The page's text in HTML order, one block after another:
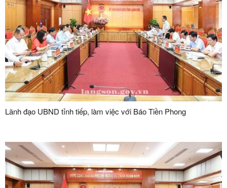
Lãnh đạo UBND tỉnh tiếp, làm việc với Báo Tiền Phong